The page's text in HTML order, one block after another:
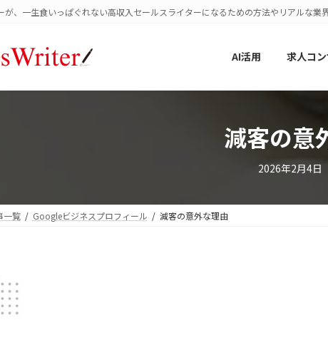
が、一生食いっぱぐれない高収入セールスライターになるための方法やリアルな業
AI活用 求人コ
減客の意
2026年2月4日
一覧 Googleビジネスプロフィール 減客の意外な理由